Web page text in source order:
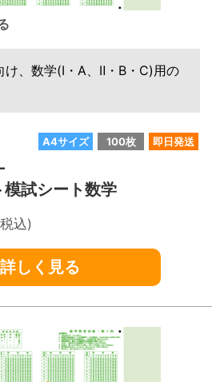
け、数学(I・A、Ⅱ・B・C)用の
A4サイズ 100枚 即日発送
試シート数学
込)
しく見る